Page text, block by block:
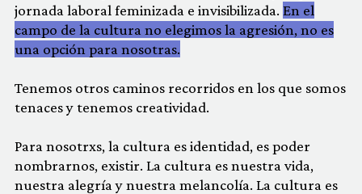
jornada laboral feminizada e invisibilizada. En el
campo de la cultura no elegimos la agresión, no es
una opción para nosotras.
Tenemos otros caminos recorridos en los que somos
tenaces y tenemos creatividad.
Para nosotrxs, la cultura es identidad, es poder
nombrarnos, existir. La cultura es nuestra vida,
nuestra alegría y nuestra melancolía. La cultura es